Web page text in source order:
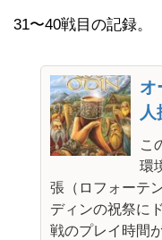
31〜40戦目の記録。
オ
こ
環
張（ロフォーテ
ディンの祝祭に
戦のプレイ時間